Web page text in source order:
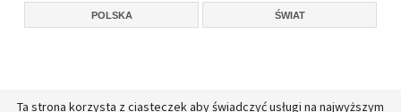
POLSKA ŚWIAT
Ta strona korzysta z ciasteczek aby świadczyć usługi na najwyższym